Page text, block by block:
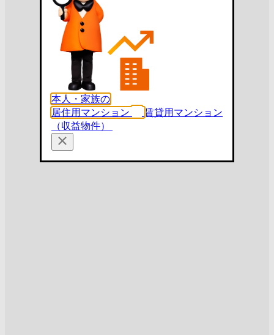
本人・家族の
居住用マンション
賃貸用マンション
（収益物件）